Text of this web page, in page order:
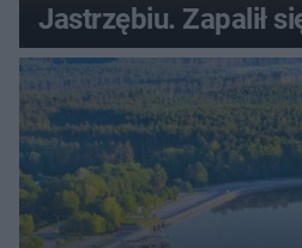
Jastrzębiu. Zapalił